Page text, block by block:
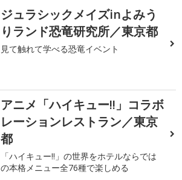
ジュラシックメイズinよみう
りランド恐竜研究所／東京都
見て触れて学べる恐竜イベント
アニメ「ハイキュー!!」コラボ
レーションレストラン／東京
都
「ハイキュー!!」の世界をホテルならでは
の本格メニュー全76種で楽しめる